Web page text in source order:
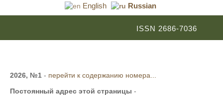
English Russian
ISSN 2686-7036
2026, №1 - перейти к содержанию номера...
Постоянный адрес этой страницы -